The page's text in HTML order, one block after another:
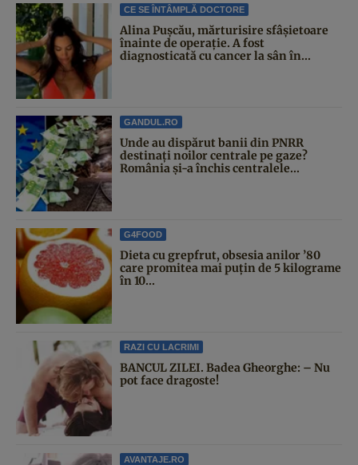
CE SE ÎNTÂMPLĂ DOCTORE
Alina Pușcău, mărturisire sfâșietoare
înainte de operație. A fost
diagnosticată cu cancer la sân în...
GANDUL.RO
Unde au dispărut banii din PNRR
destinați noilor centrale pe gaze?
România și-a închis centralele...
G4FOOD
Dieta cu grepfrut, obsesia anilor ’80
care promitea mai puțin de 5 kilograme
în 10...
RAZI CU LACRIMI
BANCUL ZILEI. Badea Gheorghe: – Nu
pot face dragoste!
AVANTAJE.RO